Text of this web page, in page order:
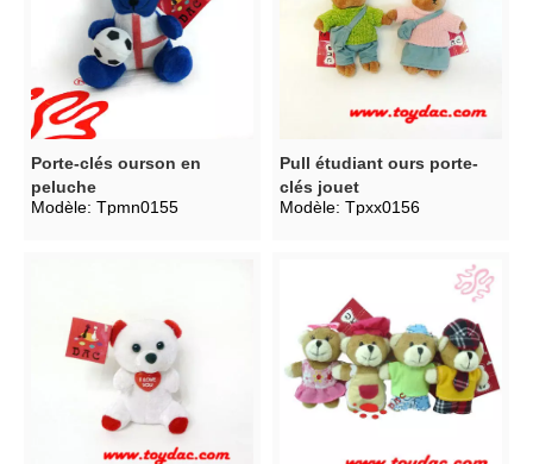
Porte-clés ourson en
peluche
Modèle: Tpmn0155
Pull étudiant ours porte-
clés jouet
Modèle: Tpxx0156